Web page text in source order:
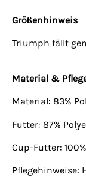
Größenhinweis
Triumph fällt
Material &
Material: 83%
Futter: 87%
Cup-Futter:
Pflegehinweise: